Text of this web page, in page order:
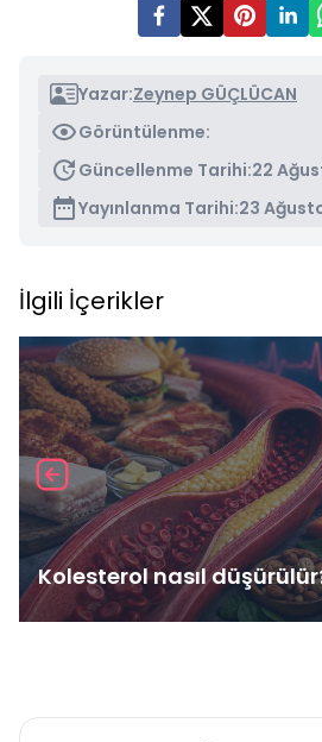
Yazar:Zeynep GÜÇLÜCAN
Görüntülenme:
Güncellenme Tarihi:22
Yayınlanma Tarihi:23
İlgili İçerikler
Kolesterol nasıl